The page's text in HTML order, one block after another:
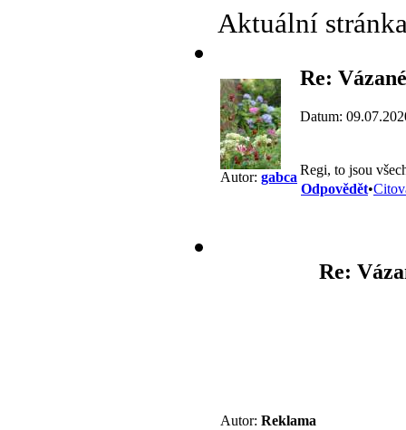
Aktuální
Autor: gabca
Re:
Datum:
Regi, to jsou
Odpovědět•
Autor: Reklama
Re: